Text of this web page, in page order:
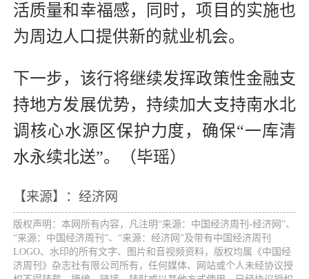
活质量和幸福感，同时，项目的实施也
为周边人口提供新的就业机会。
下一步，该行将继续发挥政策性金融支
持地方发展优势，持续加大支持南水北
调核心水源区保护力度，确保“一库清
水永续北送”。（毕瑶）
【来源】：经济网
版权声明：本网所有内容，凡注明“来源：中国经济周刊-经济网”、
“来源：中国经济周刊”、“来源：经济网”及带有中国经济周刊
LOGO、水印的所有文字、图片和音视频资料，版权均属《中国经
济周刊》杂志社有限公司所有，任何媒体、网站或个人未经协议授